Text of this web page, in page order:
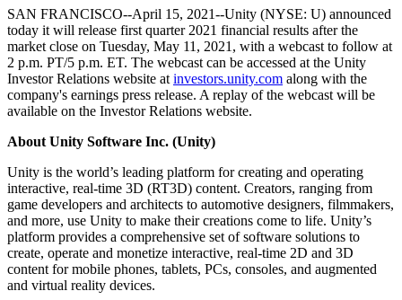
マルチプラットフォーム
Unity がサポートする 25 以上のプラットフォームを見る
LiveOps
ローンチ後のインサイトとライブゲームオペレーション
成長
詳しく見る
発見され、モバイルユーザーを獲得する
アプリ内課金
ストアとD2C全体でIAPを管理
収益化
プレイヤーを適切なゲームに接続する
製造業
運用の卓越性を達成する
小売
店内体験をオンライン体験に変換する
イノベーションと車内体験を促進する
すべての業界を見る
用語集
技術用語のライブラリ
インサイト
ケーススタディ
実際の成功事例
ベストプラクティスガイド
専門家のヒントとコツ
デモ
デモ、サンプル、ビルディングブロック
すべてのリソース
新機能
ライブストリーム
開発者、クリエイター、インサイダーに参加する
Unity Awards
世界中のUnityクリエイターを祝う
Unityエッセンシャルパスウェイ
Unity は初めてですか？旅を始めましょう
ハウツーガイド
実用的なヒントとベストプラクティス
教育
学生向け
キャリアをスタートさせる
教育者向け
教育を大幅に強化
教育機関向けライセンス
Unityの力をあなたの機関に持ち込む
私たちのチームに連絡する
SAN FRANCISCO--April 15, 2021--Unity (NYSE: U) announced
today it will release first quarter 2021 financial results after the
market close on Tuesday, May 11, 2021, with a webcast to follow at
2 p.m. PT/5 p.m. ET. The webcast can be accessed at the Unity
Investor Relations website at investors.unity.com along with the
company's earnings press release. A replay of the webcast will be
available on the Investor Relations website.
About Unity Software Inc. (Unity)
Unity is the world’s leading platform for creating and operating
interactive, real-time 3D (RT3D) content. Creators, ranging from
game developers and architects to automotive designers, filmmakers,
and more, use Unity to make their creations come to life. Unity’s
platform provides a comprehensive set of software solutions to
create, operate and monetize interactive, real-time 2D and 3D
content for mobile phones, tablets, PCs, consoles, and augmented
and virtual reality devices.